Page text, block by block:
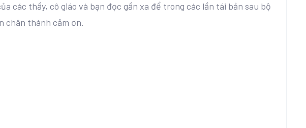
các thầy, cô giáo và bạn đọc gần xa để trong các lần tái bản sau bộ
chân thành cảm ơn.